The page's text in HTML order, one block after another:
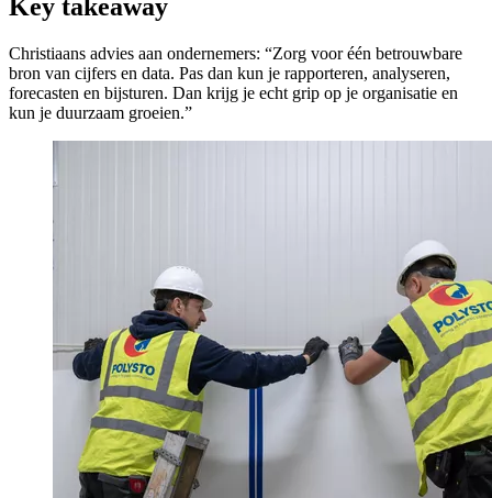
Key takeaway
Christiaans advies aan ondernemers: “Zorg voor één betrouwbare
bron van cijfers en data. Pas dan kun je rapporteren, analyseren,
forecasten en bijsturen. Dan krijg je echt grip op je organisatie en
kun je duurzaam groeien.”